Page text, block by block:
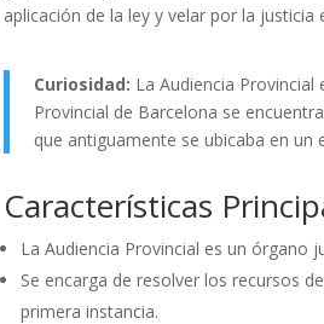
aplicación de la ley y velar por la justicia
Curiosidad: La Audiencia Provincial
Provincial de Barcelona se
que antiguamente se ubicaba en
Características
La Audiencia Provincial es un órgano
Se encarga de resolver los recursos
primera instancia.